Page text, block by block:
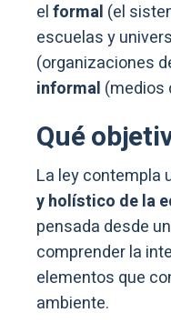
elformal (el
escuelas y
(organizaciones
informal (medios
Qué
La ley contempla
y holístico de la
pensada desde
comprender la
elementos que
ambiente.